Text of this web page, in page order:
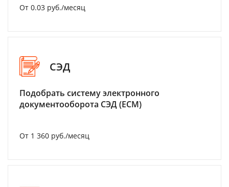
От 0.03 руб./месяц
СЭД
Подобрать систему электронного
документооборота СЭД (ECM)
От 1 360 руб./месяц